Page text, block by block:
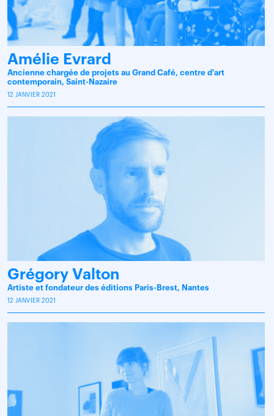
Amélie Evrard
Ancienne chargée de projets au Grand Café, centre d'art
contemporain, Saint-Nazaire
12 JANVIER 2021
Grégory Valton
Artiste et fondateur des éditions Paris-Brest, Nantes
12 JANVIER 2021